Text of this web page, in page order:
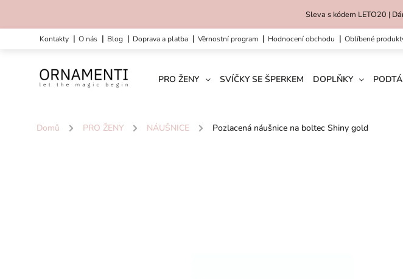
Sleva s kódem LETO20 |
kontakty o nás blog doprava a platba věrnostní program hodnocení obchodu oblíbené
PRO ŽENY SVÍČKY SE ŠPERKEM DOPLŇKY
Domů / PRO ŽENY / NÁUŠNICE / Pozlacená náušnice na boltec Shiny gold